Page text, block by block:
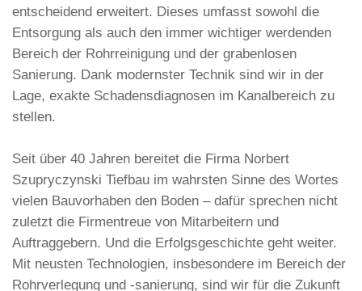
entscheidend erweitert. Dieses umfasst sowohl die
Entsorgung als auch den immer wichtiger werdenden
Bereich der Rohrreinigung und der grabenlosen
Sanierung. Dank modernster Technik sind wir in der
Lage, exakte Schadensdiagnosen im Kanalbereich zu
stellen.
Seit über 40 Jahren bereitet die Firma Norbert
Szupryczynski Tiefbau im wahrsten Sinne des Wortes
vielen Bauvorhaben den Boden – dafür sprechen nicht
zuletzt die Firmentreue von Mitarbeitern und
Auftraggebern. Und die Erfolgsgeschichte geht weiter.
Mit neusten Technologien, insbesondere im Bereich der
Rohrverlegung und -sanierung, sind wir für die Zukunft